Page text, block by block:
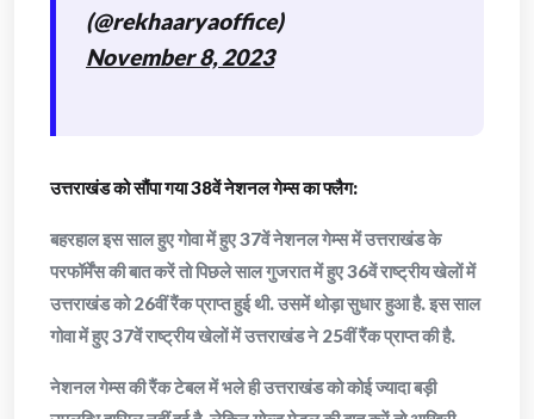
(@rekhaaryaoffice)
November 8, 2023
उत्तराखंड को सौंपा गया 38वें नेशनल गेम्स का फ्लैग:
बहरहाल इस साल हुए गोवा में हुए 37वें नेशनल गेम्स में उत्तराखंड के
परफॉर्मेंस की बात करें तो पिछले साल गुजरात में हुए 36वें राष्ट्रीय खेलों में
उत्तराखंड को 26वीं रैंक प्राप्त हुई थी. उसमें थोड़ा सुधार हुआ है. इस साल
गोवा में हुए 37वें राष्ट्रीय खेलों में उत्तराखंड ने 25वीं रैंक प्राप्त की है.
नेशनल गेम्स की रैंक टेबल में भले ही उत्तराखंड को कोई ज्यादा बड़ी